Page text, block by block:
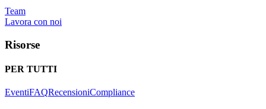
Team
Lavora con noi
Risorse
PER TUTTI
EventiFAQRecensioniCompliance